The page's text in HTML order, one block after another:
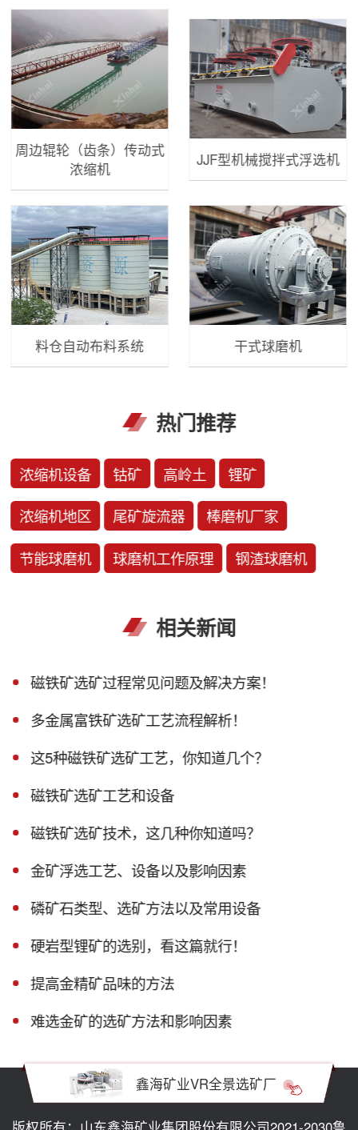
周边辊轮（齿条）传动式
浓缩机
JJF型机械搅拌式浮选机
料仓自动布料系统 干式球磨机
热门推荐
浓缩机设备 钴矿 高岭土 锂矿
浓缩机地区 尾矿旋流器 棒磨机厂家
节能球磨机 球磨机工作原理 钢渣球磨机
相关新闻
磁铁矿选矿过程常见问题及解决方案！
多金属富铁矿选矿工艺流程解析！
这5种磁铁矿选矿工艺，你知道几个？
磁铁矿选矿工艺和设备
磁铁矿选矿技术，这几种你知道吗？
金矿浮选工艺、设备以及影响因素
磷矿石类型、选矿方法以及常用设备
硬岩型锂矿的选别，看这篇就行！
提高金精矿品味的方法
难选金矿的选矿方法和影响因素
鑫海矿业VR全景选矿厂